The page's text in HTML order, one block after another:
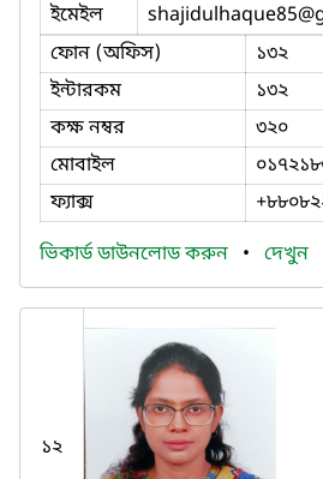
ইমেইল shajidulhaque85
ফোন (অফিস)
১৩২
ইন্টারকম
১৩২
কক্ষ নম্বর
৩২০
মোবাইল
ফ্যাক্স
ভিকার্ড ডাউনলোড করুন • দেখুন
১২